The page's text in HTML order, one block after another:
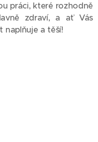
práci, které rozhodně
zdraví, a ať Vás
naplňuje a těší!